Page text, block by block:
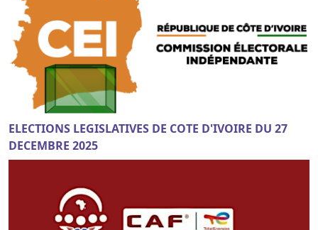
ELECTIONS LEGISLATIVES DE COTE D'IVOIRE DU 27
DECEMBRE 2025